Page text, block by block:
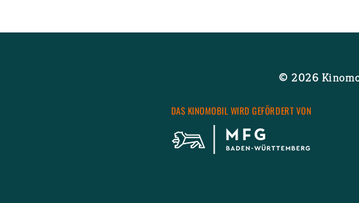
© 2026
DAS KI­NO­MO­BIL WIRD GE­FÖR­DERT VON